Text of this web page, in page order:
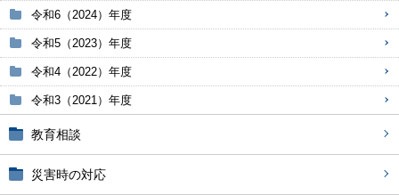
令和6（2024）年度
令和5（2023）年度
令和4（2022）年度
令和3（2021）年度
教育相談
災害時の対応